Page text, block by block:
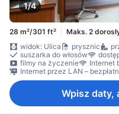
1/4
28 m²/301 ft² Maks. 2
widok: Ulica
prysznic
suszarka do włosów
filmy na życzenie
Internet
Internet przez LAN –
Wpisz daty,